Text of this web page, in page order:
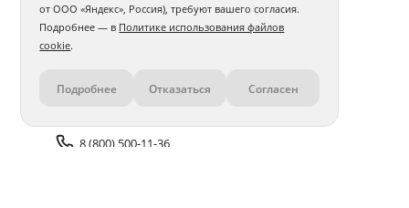
Контакты
8 (800) 500-11-36
от ООО «Яндекс», Россия), требуют вашего согласия.
Подробнее — в Политике использования файлов
cookie.
Подробнее Отказаться Согласен